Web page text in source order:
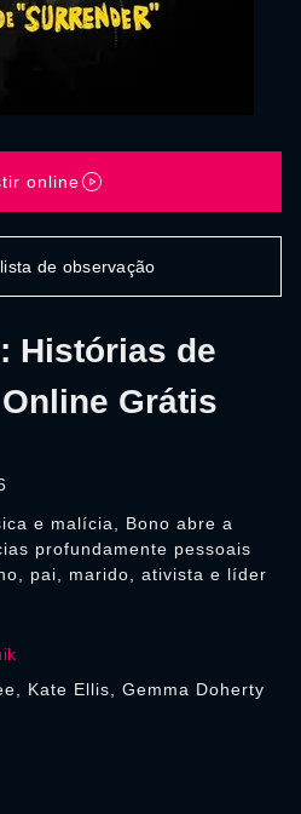
Histórias de
Grátis
e malícia, Bono abre a
profundamente pessoais
pai, marido, ativista e líder
online
de observação
Kate Ellis, Gemma Doherty